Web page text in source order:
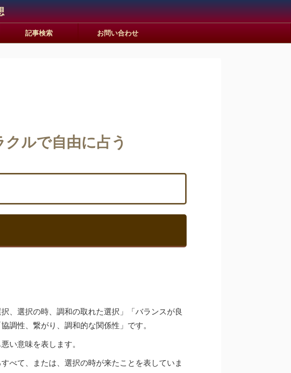
記事検索 お問い合わせ
クルで自由に占う
、選択の時、調和の取れた選択」「バランスが良
調性、繋がり、調和的な関係性」です。
い意味を表します。
べて、または、選択の時が来たことを表していま